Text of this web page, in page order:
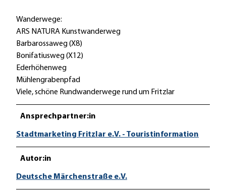
Wanderwege:
ARS NATURA Kunstwanderweg
Barbarossaweg (X8)
Bonifatiusweg (X12)
Ederhöhenweg
Mühlengrabenpfad
Viele, schöne Rundwanderwege rund um Fritzlar
Ansprechpartner:in
Stadtmarketing Fritzlar e.V. - Touristinformation
Autor:in
Deutsche Märchenstraße e.V.